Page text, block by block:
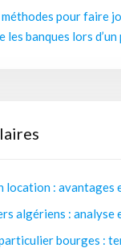
pour faire
les banques lors
location : avantages
algériens : analyse
bourges :